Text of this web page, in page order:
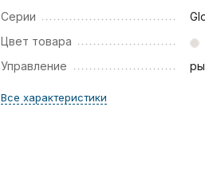
Серии
Цвет товара
Управление
Все характеристики